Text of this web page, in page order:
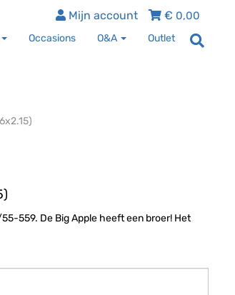
€ 0,00
Mijn account
Occasions O&A Outlet
559. De Big Apple heeft een broer! Het